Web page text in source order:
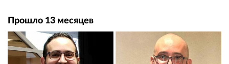
Прошло 13 месяцев